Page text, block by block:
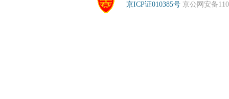
京ICP证010385号 京公网安备